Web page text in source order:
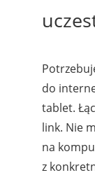
do
tablet.
link. Nie
na
z